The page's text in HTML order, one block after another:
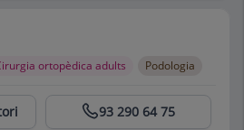
ortopèdica adults Podologia
93 290 64 75